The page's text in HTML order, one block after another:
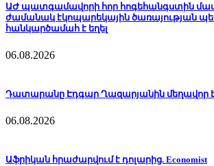
ԱԺ պատգամավորի հոր հոգեհանգստին
ժամանակ էկոպարեկային ծառայության
հանկարծամահ է եղել
06.08.2026
Դատարանը Էդգար Ղազարյանին մեղավոր է
06.08.2026
Աֆրիկան ​​հրաժարվում է դոլարից. Economist